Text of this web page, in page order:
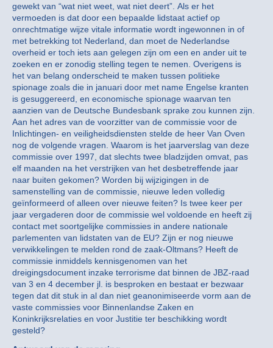
gewekt van “wat niet weet, wat niet deert”. Als er het
vermoeden is dat door een bepaalde lidstaat actief op
onrechtmatige wijze vitale informatie wordt ingewonnen in of
met betrekking tot Nederland, dan moet de Nederlandse
overheid er toch iets aan gelegen zijn om een en ander uit te
zoeken en er zonodig stelling tegen te nemen. Overigens is
het van belang onderscheid te maken tussen politieke
spionage zoals die in januari door met name Engelse kranten
is gesuggereerd, en economische spionage waarvan ten
aanzien van de Deutsche Bundesbank sprake zou kunnen zijn.
Aan het adres van de voorzitter van de commissie voor de
Inlichtingen- en veiligheidsdiensten stelde de heer Van Oven
nog de volgende vragen. Waarom is het jaarverslag van deze
commissie over 1997, dat slechts twee bladzijden omvat, pas
elf maanden na het verstrijken van het desbetreffende jaar
naar buiten gekomen? Worden bij wijzigingen in de
samenstelling van de commissie, nieuwe leden volledig
geïnformeerd of alleen over nieuwe feiten? Is twee keer per
jaar vergaderen door de commissie wel voldoende en heeft zij
contact met soortgelijke commissies in andere nationale
parlementen van lidstaten van de EU? Zijn er nog nieuwe
verwikkelingen te melden rond de zaak-Oltmans? Heeft de
commissie inmiddels kennisgenomen van het
dreigingsdocument inzake terrorisme dat binnen de JBZ-raad
van 3 en 4 december jl. is besproken en bestaat er bezwaar
tegen dat dit stuk in al dan niet geanonimiseerde vorm aan de
vaste commissies voor Binnenlandse Zaken en
Koninkrijksrelaties en voor Justitie ter beschikking wordt
gesteld?